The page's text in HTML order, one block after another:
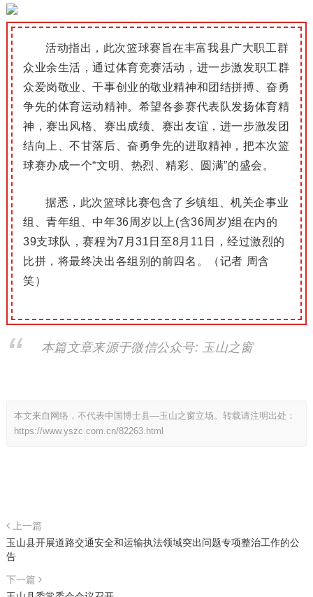
活动指出，此次篮球赛旨在丰富我县广大职工群
众业余生活，通过体育竞赛活动，进一步激发职工群
众爱岗敬业、干事创业的敬业精神和团结拼搏、奋勇
争先的体育运动精神。希望各参赛代表队发扬体育精
神，赛出风格、赛出成绩、赛出友谊，进一步激发团
结向上、不甘落后、奋勇争先的进取精神，把本次篮
球赛办成一个“文明、热烈、精彩、圆满”的盛会。
据悉，此次篮球比赛包含了乡镇组、机关企事业
组、青年组、中年36周岁以上(含36周岁)组在内的
39支球队，赛程为7月31日至8月11日，经过激烈的
比拼，将最终决出各组别的前四名。（记者 周含
笑）
本篇文章来源于微信公众号: 玉山之窗
本文来自网络，不代表中国博士县—玉山之窗立场。转载请注明出处：
https://www.yszc.com.cn/82263.html
上一篇
玉山县开展道路交通安全和运输执法领域突出问题专项整治工作的公
告
下一篇